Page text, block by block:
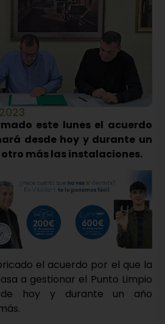
este lunes el acuerdo
desde hoy y durante un
más las instalaciones.
el acuerdo por el que la
a gestionar el Punto Limpio
hoy y durante un año